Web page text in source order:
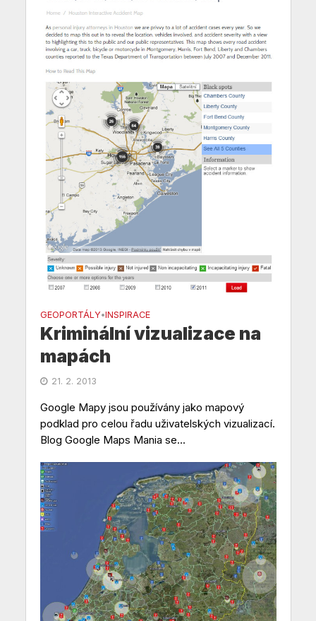
GEOPORTÁLY•INSPIRACE
Kriminální vizualizace na
mapách
21. 2. 2013
Google Mapy jsou používány jako mapový
podklad pro celou řadu uživatelských vizualizací.
Blog Google Maps Mania se...